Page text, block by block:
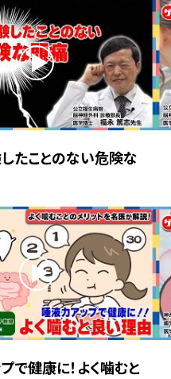
たことのない危険な
で健康に！よく噛むと